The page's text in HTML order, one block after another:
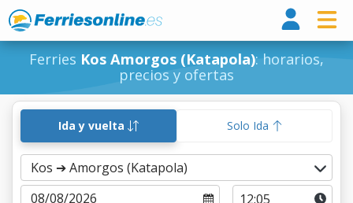
Ferries Kos Amorgos (Katapola): horarios,
precios y ofertas
Ida y vuelta Solo Ida